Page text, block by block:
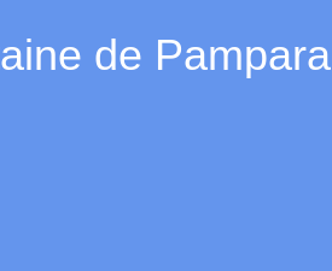
de Pampara